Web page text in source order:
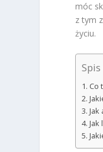
móc
z tym
życiu.
Co
Jak